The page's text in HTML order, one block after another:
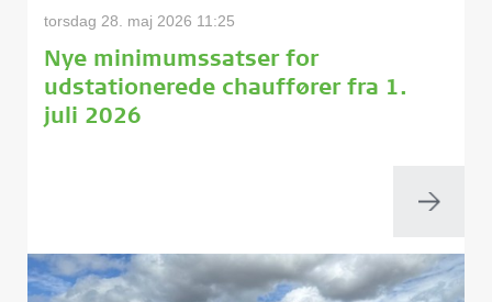
torsdag 28. maj 2026 11:25
Nye minimumssatser for
udstationerede chauffører fra 1.
juli 2026